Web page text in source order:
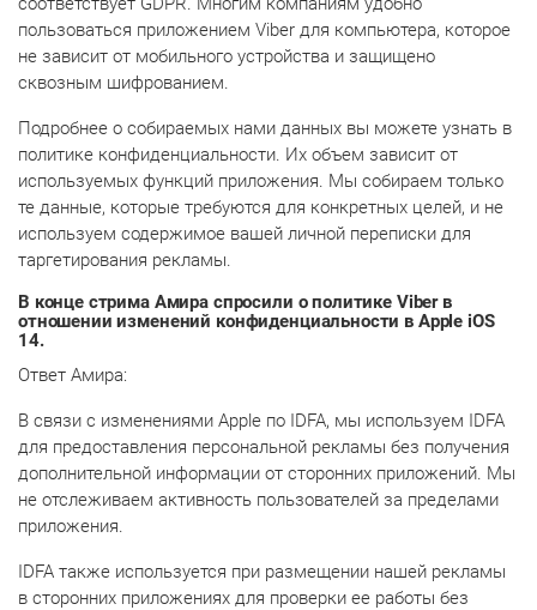
пользоваться приложением Viber для компьютера, которое
не зависит от мобильного устройства и защищено
сквозным шифрованием.
Подробнее о собираемых нами данных вы можете узнать в
политике конфиденциальности. Их объем зависит от
используемых функций приложения. Мы собираем только
те данные, которые требуются для конкретных целей, и не
используем содержимое вашей личной переписки для
таргетирования рекламы.
В конце стрима Амира спросили о политике Viber в
отношении изменений конфиденциальности в Apple iOS
14.
Ответ Амира:
В связи с изменениями Apple по IDFA, мы используем IDFA
для предоставления персональной рекламы без получения
дополнительной информации от сторонних приложений. Мы
не отслеживаем активность пользователей за пределами
приложения.
IDFA также используется при размещении нашей рекламы
в сторонних приложениях для проверки ее работы без